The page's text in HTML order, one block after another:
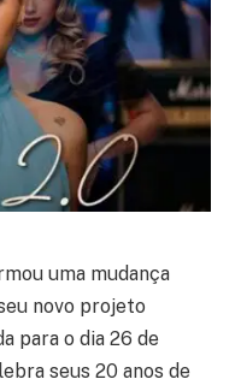
uma mudança
novo projeto
para o dia 26 de
seus 20 anos de